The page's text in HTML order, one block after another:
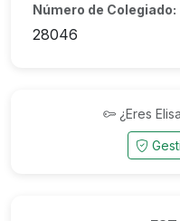
Número de Colegiado:
28046
¿Eres